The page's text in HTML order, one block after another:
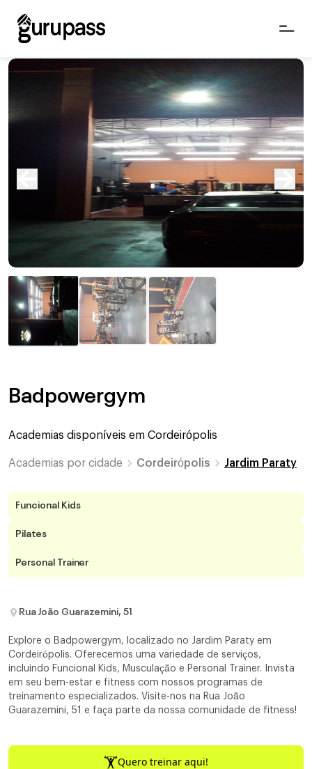
Badpowergym
Academias disponíveis em Cordeirópolis
Academias por cidade Cordeirópolis Jardim Paraty
Funcional Kids
Pilates
Personal Trainer
Rua João Guarazemini, 51
Explore o Badpowergym, localizado no Jardim Paraty em
Cordeirópolis. Oferecemos uma variedade de serviços,
incluindo Funcional Kids, Musculação e Personal Trainer. Invista
em seu bem-estar e fitness com nossos programas de
treinamento especializados. Visite-nos na Rua João
Guarazemini, 51 e faça parte da nossa comunidade de fitness!
Quero treinar aqui!